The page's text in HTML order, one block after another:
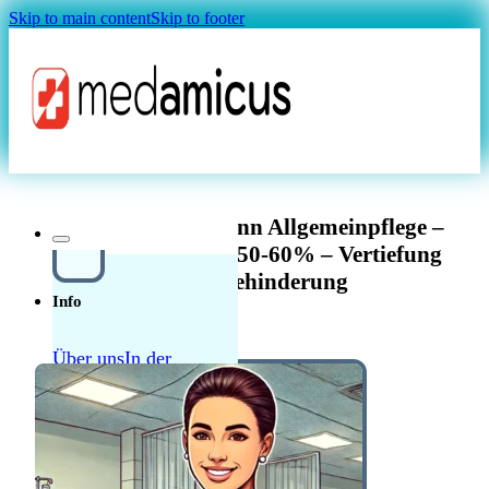
Skip to main contentSkip to footer
MAGAZIN
Magazin
Quellensteuer Lohnrechner
Info
Über unsIn der
Schweiz in der Pflege
arbeitenRatgeber
KrankenkasseLeitfaden
Start in der Schweiz
Pflegefachfrau/-mann Allgemeinpflege –
Langnau am Albis 50-60% – Vertiefung
Hörseh-Behinderung